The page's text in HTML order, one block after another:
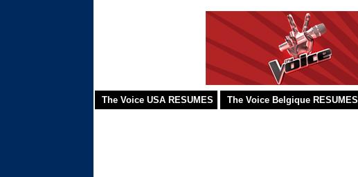
The Voice USA RESUMES The Voice Belgique RESUMES